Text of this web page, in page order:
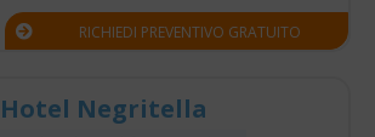
RICHIEDI PREVENTIVO GRATUITO
Hotel Negritella